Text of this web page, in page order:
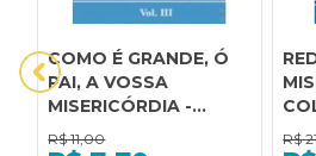
COMO É GRANDE, Ó
PAI, A VOSSA
MISERICÓRDIA -
COLEÇÃO
R$ 11,00 R$